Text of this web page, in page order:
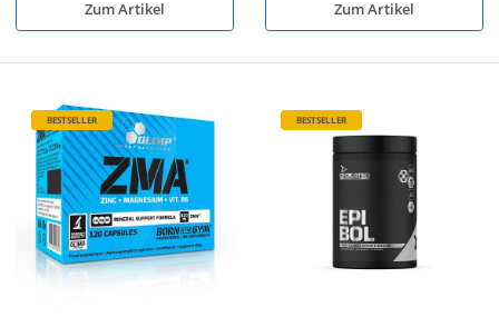
Zum Artikel
Zum Artikel
BESTSELLER BESTSELLER